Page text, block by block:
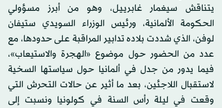
يتناقش سيغمار غابرييل، وهو من أبرز مسؤولي
الحكومة الألمانية، ورئيس الوزراء السويدي ستيفان
لوفن، الذي شددت بلاده تدابير المراقبة على حدودها، مع
عدد من الحضور حول موضوع «الهجرة والاستيعاب»،
فيما يدور من جدل في ألمانيا حول سياستها السخية
لاستقبال اللاجئين، بعد ما أثير عن حالات التحرش التي
وقعت في ليلة رأس السنة في كولونيا ونسبت إلى